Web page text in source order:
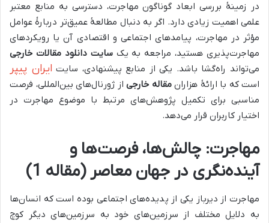
در زمینهٔ بررسی ابعاد گوناگون مهاجرت، دسترسی به منابع معتبر
علمی اهمیت زیادی دارد. اگر به دنبال مطالعهٔ عمیق‌تر دربارهٔ عوامل
مؤثر در مهاجرت، پیامدهای اجتماعی و اقتصادی آن یا رویکردهای
مهاجرت‌پذیری هستید، مراجعه به یکسایت دانلود مقالات خارجی
می‌تواند راه‌گشا باشد. یکی از منابع پیشنهادی، سایت ایران پیپر
است که با ارائهٔ هزارانمقاله خارجی از ژورنال‌های بین‌المللی، فرصت
مناسبی برای تکمیل پژوهش‌های مرتبط با موضوع مهاجرت در
اختیار کاربران قرار می‌دهد.
مهاجرت: چالش‌ها، فرصت‌ها و
آینده‌نگری در جهان معاصر (مقاله 1)
مهاجرت از دیرباز یکی از پدیده‌های اجتماعی بوده است که انسان‌ها
به دلایل مختلف از سرزمین‌های خود به سرزمین‌های دیگر کوچ